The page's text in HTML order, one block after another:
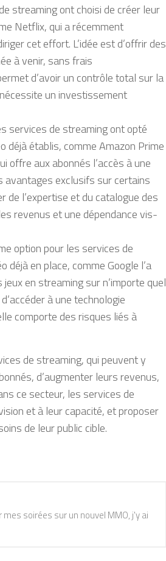
streaming ont choisi de créer leur
Netflix, qui a récemment
cet effort. L’idée est d’offrir des
à venir, sans frais
d’avoir un contrôle total sur la
un investissement
services de streaming ont opté
déjà établis, comme Amazon Prime
offre aux abonnés l’accès à une
avantages exclusifs sur certains
l’expertise et du catalogue des
revenus et une dépendance vis-
option pour les services de
déjà en place, comme Google l’a
en streaming sur n’importe quel
à une technologie
comporte des risques liés à
de streaming, qui peuvent y
d’augmenter leurs revenus,
ce secteur, les services de
et à leur capacité, et proposer
de leur public cible.
soirées sur un nouvel MMO, j'y ai